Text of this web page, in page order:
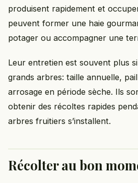
produisent rapidement et
peuvent former une haie
potager ou accompagner une
Leur entretien est souvent plus
grands arbres: taille annuelle,
arrosage en période sèche. Ils
obtenir des récoltes rapides
arbres fruitiers s’installent.
Récolter au bon